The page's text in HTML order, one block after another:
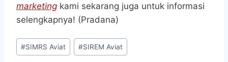
marketing kami sekarang juga untuk informasi
selengkapnya! (Pradana)
Post
Tags:
#SIMRS Aviat #SIREM Aviat